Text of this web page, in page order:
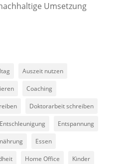
Umsetzung
Auszeit nutzen
Coaching
Doktorarbeit schreiben
Entschleunigung Entspannung
Essen
Home Office Kinder